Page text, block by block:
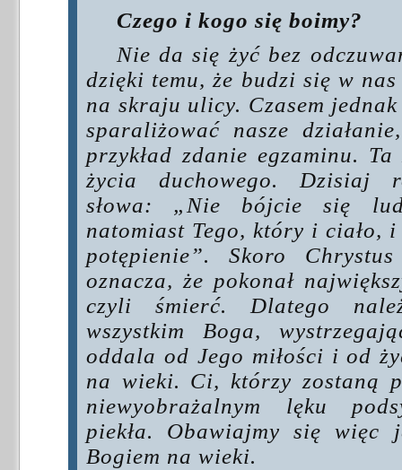
Czego i kogo się boimy?
Nie da się żyć bez
dzięki temu, że budzi się w
na skraju ulicy. Czasem
sparaliżować nasze
przykład zdanie egzaminu.
życia duchowego. Dzisiaj
słowa: „Nie bójcie się
natomiast Tego, który i ciało, i
potępienie”. Skoro
oznacza, że pokonał
czyli śmierć. Dlatego
wszystkim Boga,
oddala od Jego miłości i od
na wieki. Ci, którzy zostaną
niewyobrażalnym lęku
piekła. Obawiajmy się więc
Bogiem na wieki.